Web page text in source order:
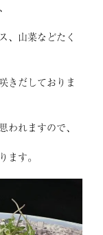
、山菜などたく
きだしておりま
れますので、
ます。